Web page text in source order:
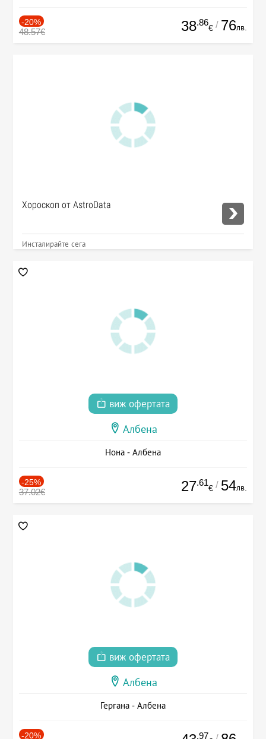
-20%
48.57€ 38.86
€ / 76лв.
Хороскоп от AstroData
Инсталирайте сега
виж офертата
Албена
Нона - Албена
-25%
37.02€ 27.61
€ / 54лв.
виж офертата
Албена
Гергана - Албена
-20% .97